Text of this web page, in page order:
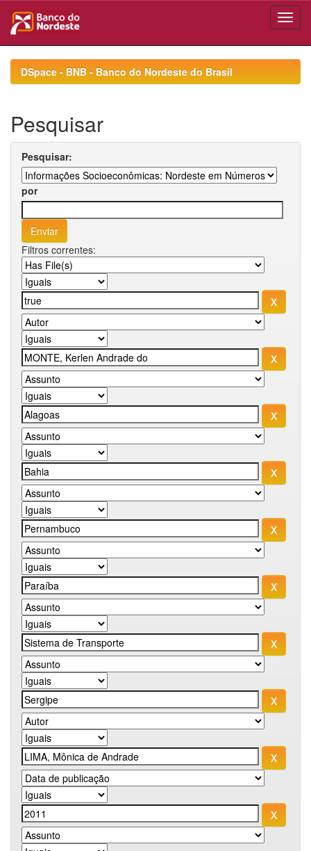
navigationDSpace - BNB - Banco do Nordeste do Brasil
Pesquisar
Pesquisar:
por
Filtros correntes: